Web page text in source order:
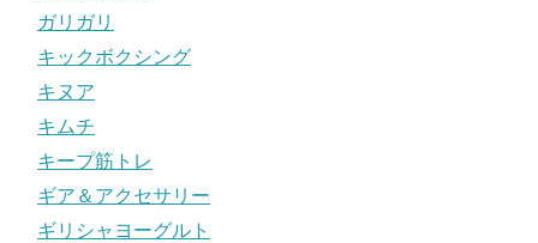
ガリガリ
キックボクシング
キヌア
キムチ
キープ筋トレ
ギア＆アクセサリー
ギリシャヨーグルト